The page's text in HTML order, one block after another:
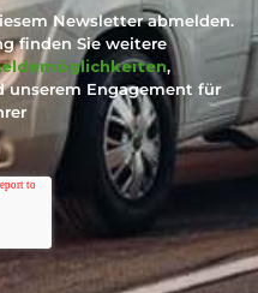
Newsletter abmelden.
finden Sie weitere
,
unserem Engagement für